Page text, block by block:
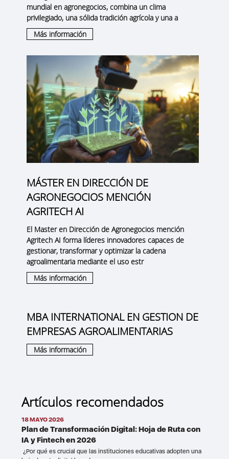
mundial en agronegocios, combina un clima
privilegiado, una sólida tradición agrícola y una a
Más información
MÁSTER EN DIRECCIÓN DE
AGRONEGOCIOS MENCIÓN
AGRITECH AI
El Master en Dirección de Agronegocios mención
Agritech AI forma líderes innovadores capaces de
gestionar, transformar y optimizar la cadena
agroalimentaria mediante el uso estr
Más información
MBA INTERNATIONAL EN GESTION DE
EMPRESAS AGROALIMENTARIAS
Más información
Artículos recomendados
18 MAYO 2026
Plan de Transformación Digital: Hoja de Ruta con
IA y Fintech en 2026
¿Por qué es crucial que las instituciones educativas adopten una